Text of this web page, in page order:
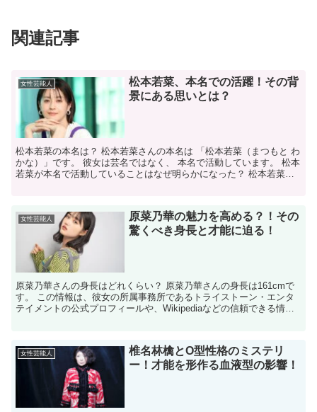
関連記事
女性芸能人
松本若菜、本名での活躍！その背
景にある思いとは？
松本若菜の本名は？ 松本若菜さんの本名は 「松本若菜（まつもと わ
かな）」です。 彼女は芸名ではなく、 本名で活動しています。 松本
若菜が本名で活動していることはなぜ明らかになった？ 松本若菜さ
女性芸能人
原菜乃華の魅力を高める？！その
驚くべき身長と才能に迫る！
原菜乃華さんの身長はどれくらい？ 原菜乃華さんの身長は161cmで
す。 この情報は、彼女の所属事務所であるトライストーン・エンタ
テイメントの公式プロフィールや、Wikipediaなどの信頼できる情報
女性芸能人
椎名林檎とO型性格のミステリ
ー！才能を形作る血液型の影響！